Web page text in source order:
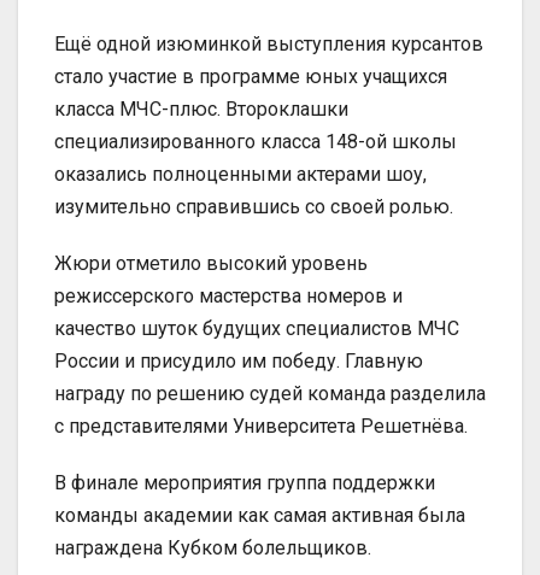
Ещё одной изюминкой выступления курсантов
стало участие в программе юных учащихся
класса МЧС-плюс. Второклашки
специализированного класса 148-ой школы
оказались полноценными актерами шоу,
изумительно справившись со своей ролью.
Жюри отметило высокий уровень
режиссерского мастерства номеров и
качество шуток будущих специалистов МЧС
России и присудило им победу. Главную
награду по решению судей команда разделила
с представителями Университета Решетнёва.
В финале мероприятия группа поддержки
команды академии как самая активная была
награждена Кубком болельщиков.